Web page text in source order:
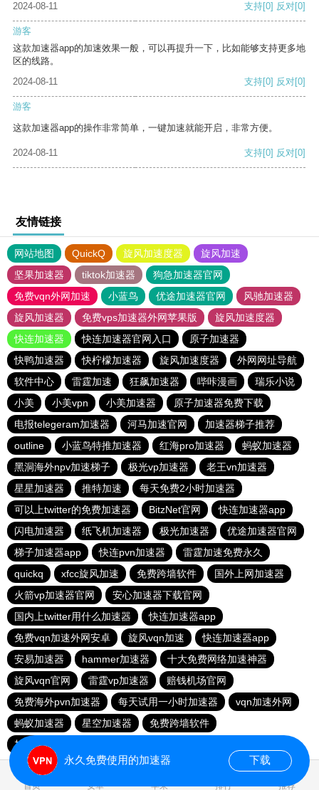
2024-08-11 支持[0] 反对[0]
游客
这款加速器app的加速效果一般，可以再提升一下，比如能够支持更多地
区的线路。
2024-08-11
支持[0] 反对[0]
游客
这款加速器app的操作非常简单，一键加速就能开启，非常方便。
2024-08-11 支持[0] 反对[0]
友情链接
网站地图 QuickQ 旋风加速度器
旋风加速
坚果加速器
tiktok加速器
狗急加速器官网
免费vqn外网加速
小蓝鸟 优途加速器官网
风驰加速器
旋风加速器
免费vps加速器外网苹果版
旋风加速度器
快连加速器
快连加速器官网入口
原子加速器
快鸭加速器
快柠檬加速器 旋风加速度器
外网网址导航
软件中心
雷霆加速 狂飙加速器 哔咔漫画
瑞乐小说
小美
小美vpn 小美加速器
原子加速器免费下载
电报telegeram加速器
河马加速官网
加速器梯子推荐
outline
小蓝鸟特推加速器 红海pro加速器
蚂蚁加速器
黑洞海外npv加速梯子
极光vp加速器
老王vn加速器
星星加速器
推特加速
每天免费2小时加速器
可以上twitter的免费加速器
BitzNet官网
快连加速器app
闪电加速器
纸飞机加速器 极光加速器
优途加速器官网
梯子加速器app
快连pvn加速器
雷霆加速免费永久
quickq
xfcc旋风加速 免费跨墙软件
国外上网加速器
火箭vp加速器官网
安心加速器下载官网
国内上twitter用什么加速器
快连加速器app
免费vqn加速外网安卓
旋风vqn加速
快连加速器app
安易加速器
hammer加速器
十大免费网络加速神器
旋风vqn官网
雷霆vp加速器
赔钱机场官网
免费海外pvn加速器
每天试用一小时加速器
vqn加速外网
蚂蚁加速器
星空加速器
免费跨墙软件
加速器试用两小时
首页 安卓 苹果 排行 推荐
永久免费使用的加速器 下载
0.017170s